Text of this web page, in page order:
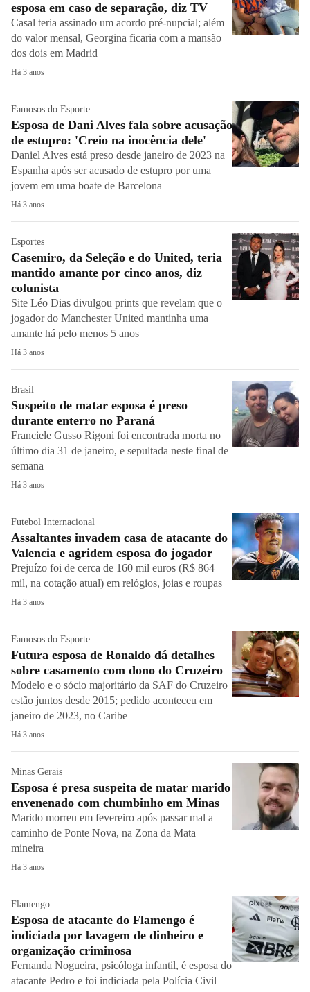
esposa em caso de separação, diz TV
Casal teria assinado um acordo pré-nupcial; além
do valor mensal, Georgina ficaria com a mansão
dos dois em Madrid
Há 3 anos
Famosos do Esporte
Esposa de Dani Alves fala sobre acusação
de estupro: 'Creio na inocência dele'
Daniel Alves está preso desde janeiro de 2023 na
Espanha após ser acusado de estupro por uma
jovem em uma boate de Barcelona
Há 3 anos
Esportes
Casemiro, da Seleção e do United, teria
mantido amante por cinco anos, diz
colunista
Site Léo Dias divulgou prints que revelam que o
jogador do Manchester United mantinha uma
amante há pelo menos 5 anos
Há 3 anos
Brasil
Suspeito de matar esposa é preso
durante enterro no Paraná
Franciele Gusso Rigoni foi encontrada morta no
último dia 31 de janeiro, e sepultada neste final de
semana
Há 3 anos
Futebol Internacional
Assaltantes invadem casa de atacante do
Valencia e agridem esposa do jogador
Prejuízo foi de cerca de 160 mil euros (R$ 864
mil, na cotação atual) em relógios, joias e roupas
Há 3 anos
Famosos do Esporte
Futura esposa de Ronaldo dá detalhes
sobre casamento com dono do Cruzeiro
Modelo e o sócio majoritário da SAF do Cruzeiro
estão juntos desde 2015; pedido aconteceu em
janeiro de 2023, no Caribe
Há 3 anos
Minas Gerais
Esposa é presa suspeita de matar marido
envenenado com chumbinho em Minas
Marido morreu em fevereiro após passar mal a
caminho de Ponte Nova, na Zona da Mata
mineira
Há 3 anos
Flamengo
Esposa de atacante do Flamengo é
indiciada por lavagem de dinheiro e
organização criminosa
Fernanda Nogueira, psicóloga infantil, é esposa do
atacante Pedro e foi indiciada pela Polícia Civil